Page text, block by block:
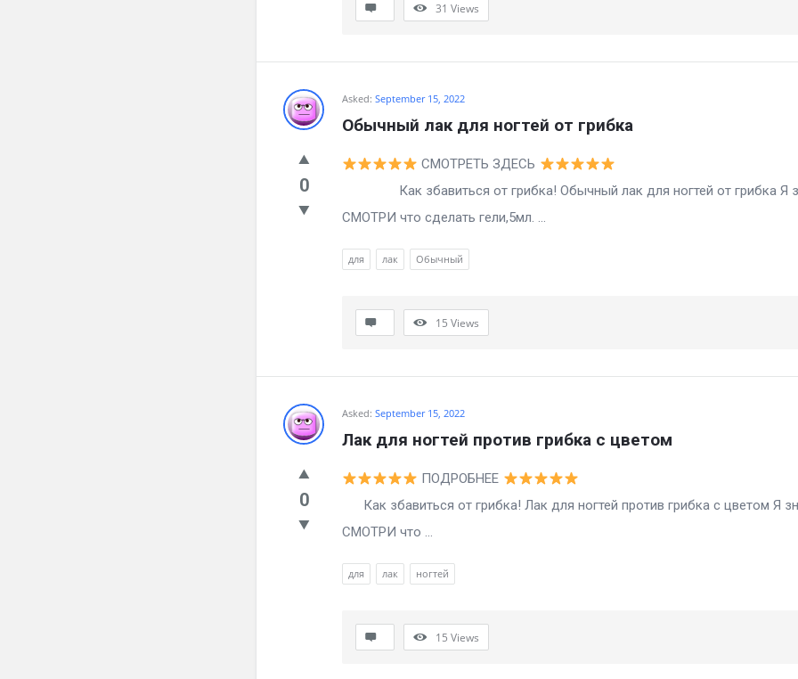
31 Views
Asked: September 15, 2022
Обычный лак для ногтей от грибка
0
СМОТРЕТЬ ЗДЕСЬ
Как збавиться от грибка! Обычный лак для ногтей от грибка Я
СМОТРИ что сделать гели,5мл. ...
для лак Обычный
15 Views
Asked: September 15, 2022
Лак для ногтей против грибка с цветом
0
ПОДРОБНЕЕ
Как збавиться от грибка! Лак для ногтей против грибка с цветом Я
СМОТРИ что ...
для лак ногтей
15 Views